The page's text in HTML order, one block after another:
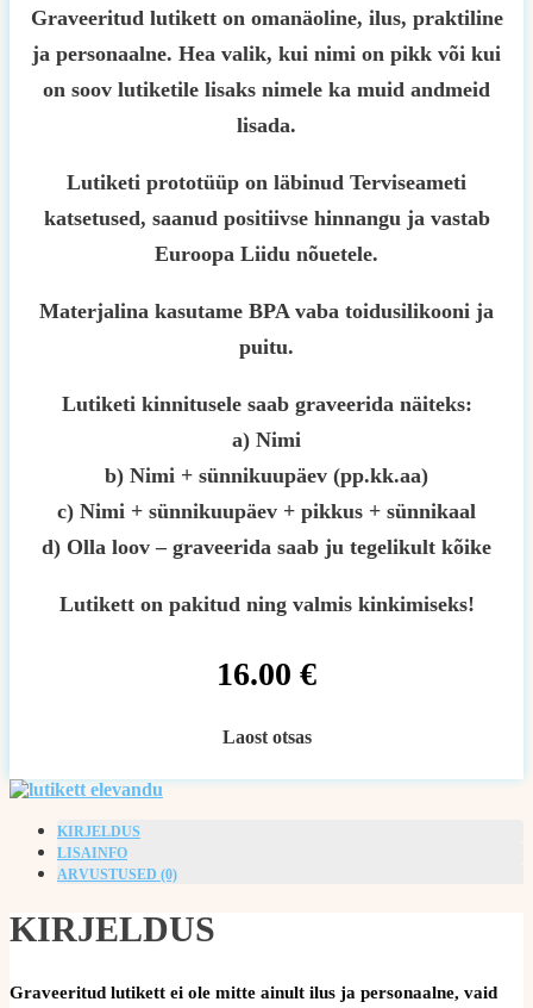
Graveeritud lutikett on omanäoline, ilus, praktiline
ja personaalne. Hea valik, kui nimi on pikk või kui
on soov lutiketile lisaks nimele ka muid andmeid
lisada.
Lutiketi prototüüp on läbinud Terviseameti
katsetused, saanud positiivse hinnangu ja vastab
Euroopa Liidu nõuetele.
Materjalina kasutame BPA vaba toidusilikooni ja
puitu.
Lutiketi kinnitusele saab graveerida näiteks:
a) Nimi
b) Nimi + sünnikuupäev (pp.kk.aa)
c) Nimi + sünnikuupäev + pikkus + sünnikaal
d) Olla loov – graveerida saab ju tegelikult kõike
Lutikett on pakitud ning valmis kinkimiseks!
16.00 €
Laost otsas
KIRJELDUS
LISAINFO
ARVUSTUSED (0)
KIRJELDUS
Graveeritud lutikett ei ole mitte ainult ilus ja personaalne, vaid